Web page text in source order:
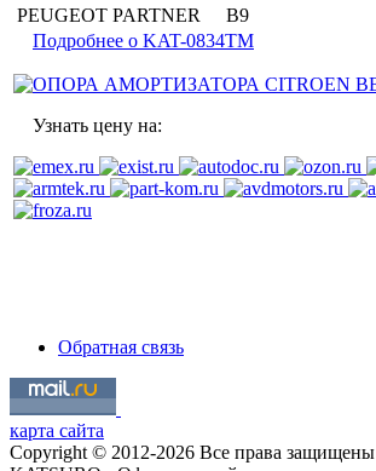
PEUGEOT PARTNER B9
Подробнее о KAT-0834TM
Узнать цену на:
Обратная связь
карта сайта
Copyright © 2012-2026 Все права защищены